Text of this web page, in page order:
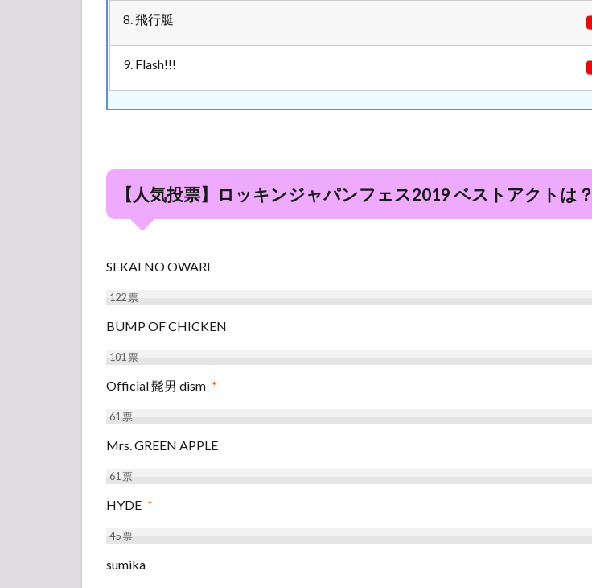
8. 飛行艇
9. Flash!!!
【人気投票】ロッキンジャパンフェス2019 ベストアクトは？
SEKAI NO OWARI
122票
BUMP OF CHICKEN
101票
Official 髭男 dism *
61票
Mrs. GREEN APPLE
61票
HYDE *
45票
sumika